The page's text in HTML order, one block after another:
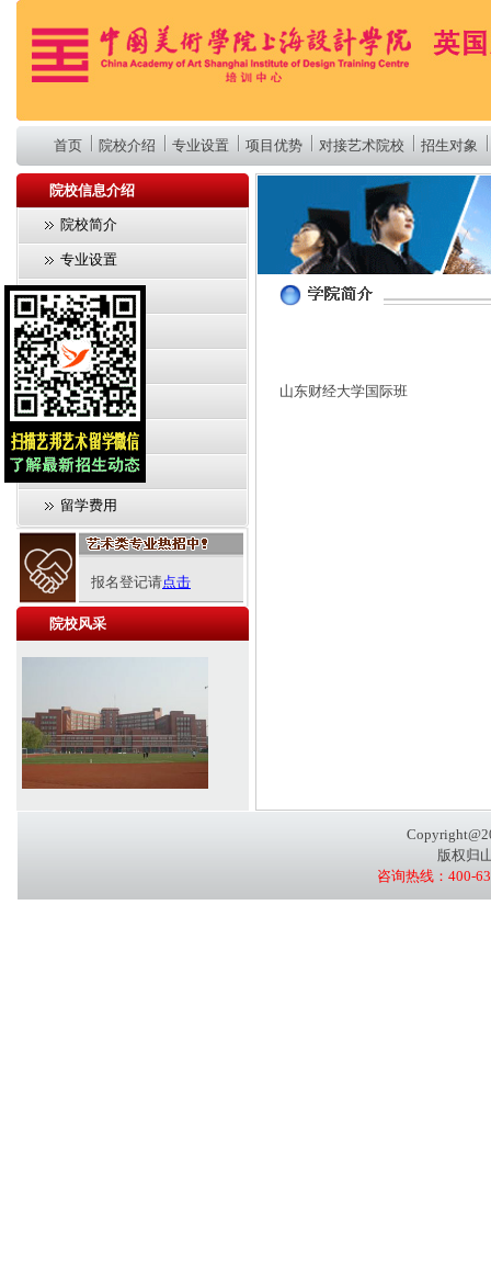
首页 院校介绍 专业设置 项目优势 对接艺术院校 招生对象
院校信息介绍
院校简介
专业设置
项目优势
对接艺术院校
招生对象
课程设置
入学须知
联系我们
留学费用
报名登记请点击
院校风采
山东财经大学国际班
版权归
咨询热线：400-